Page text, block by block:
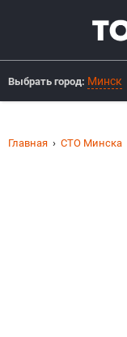
Выбрать город: Минск
Главная СТО Минска